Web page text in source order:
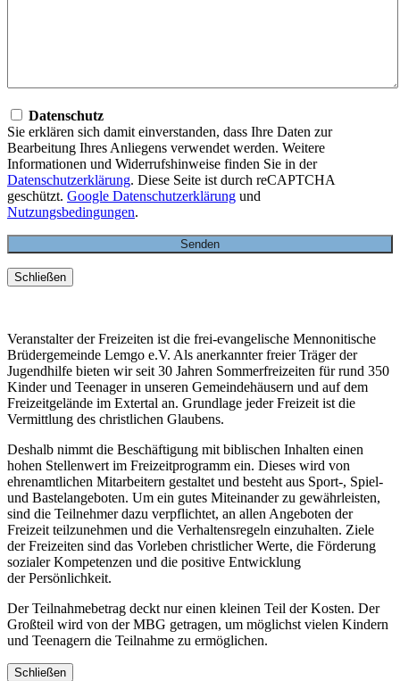
Datenschutz
Sie erklären sich damit einverstanden, dass Ihre Daten zur
Bearbeitung Ihres Anliegens verwendet werden. Weitere
Informationen und Widerrufshinweise finden Sie in der
Datenschutzerklärung. Diese Seite ist durch reCAPTCHA
geschützt. Google Datenschutzerklärung und
Nutzungsbedingungen.
Schließen
Veranstalter der Freizeiten ist die frei-evangelische Mennonitische
Brüdergemeinde Lemgo e.V. Als anerkannter freier Träger der
Jugendhilfe bieten wir seit 30 Jahren Sommerfreizeiten für rund 350
Kinder und Teenager in unseren Gemeindehäusern und auf dem
Freizeitgelände im Extertal an. Grundlage jeder Freizeit ist die
Vermittlung des christlichen Glaubens.
Deshalb nimmt die Beschäftigung mit biblischen Inhalten einen
hohen Stellenwert im Freizeitprogramm ein. Dieses wird von
ehrenamtlichen Mitarbeitern gestaltet und besteht aus Sport-, Spiel-
und Bastelangeboten. Um ein gutes Miteinander zu gewährleisten,
sind die Teilnehmer dazu verpflichtet, an allen Angeboten der
Freizeit teilzunehmen und die Verhaltensregeln einzuhalten. Ziele
der Freizeiten sind das Vorleben christlicher Werte, die Förderung
sozialer Kompetenzen und die positive Entwicklung
der Persönlichkeit.
Der Teilnahmebetrag deckt nur einen kleinen Teil der Kosten. Der
Großteil wird von der MBG getragen, um möglichst vielen Kindern
und Teenagern die Teilnahme zu ermöglichen.
Schließen